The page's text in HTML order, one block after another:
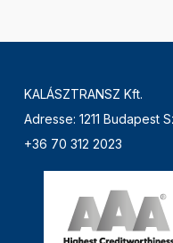
KALÁSZTRANSZ Kft.
Adresse: 1211 Budapest
+36 70 312 2023